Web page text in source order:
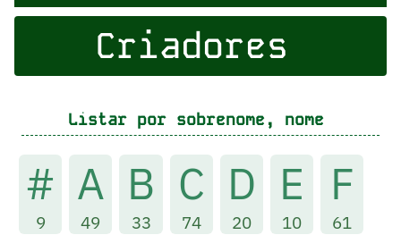
Criadores
Listar por sobrenome, nome
#
9
A
49
B
33
C
74
D
20
E
10
F
61